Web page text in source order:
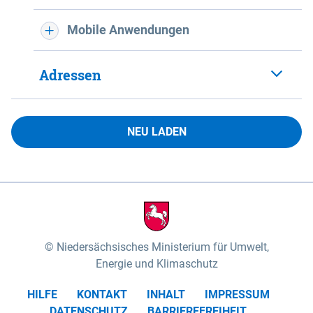
Mobile Anwendungen
Adressen
NEU LADEN
Niedersächsisches Ministerium für Umwelt,
Energie und Klimaschutz
HILFE KONTAKT INHALT
IMPRESSUM